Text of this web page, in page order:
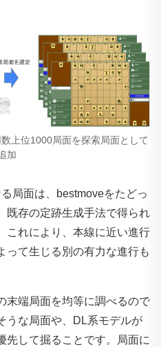
上位1000局面を探索局面として
加
局面は、bestmoveをたどっ
既存の定跡生成手法で得られ
これにより、本線に近い進行
って生じる別の有力な進行も
末端局面を均等に調べるので
うな局面や、DL系モデルが
先して掘ることです。局面に